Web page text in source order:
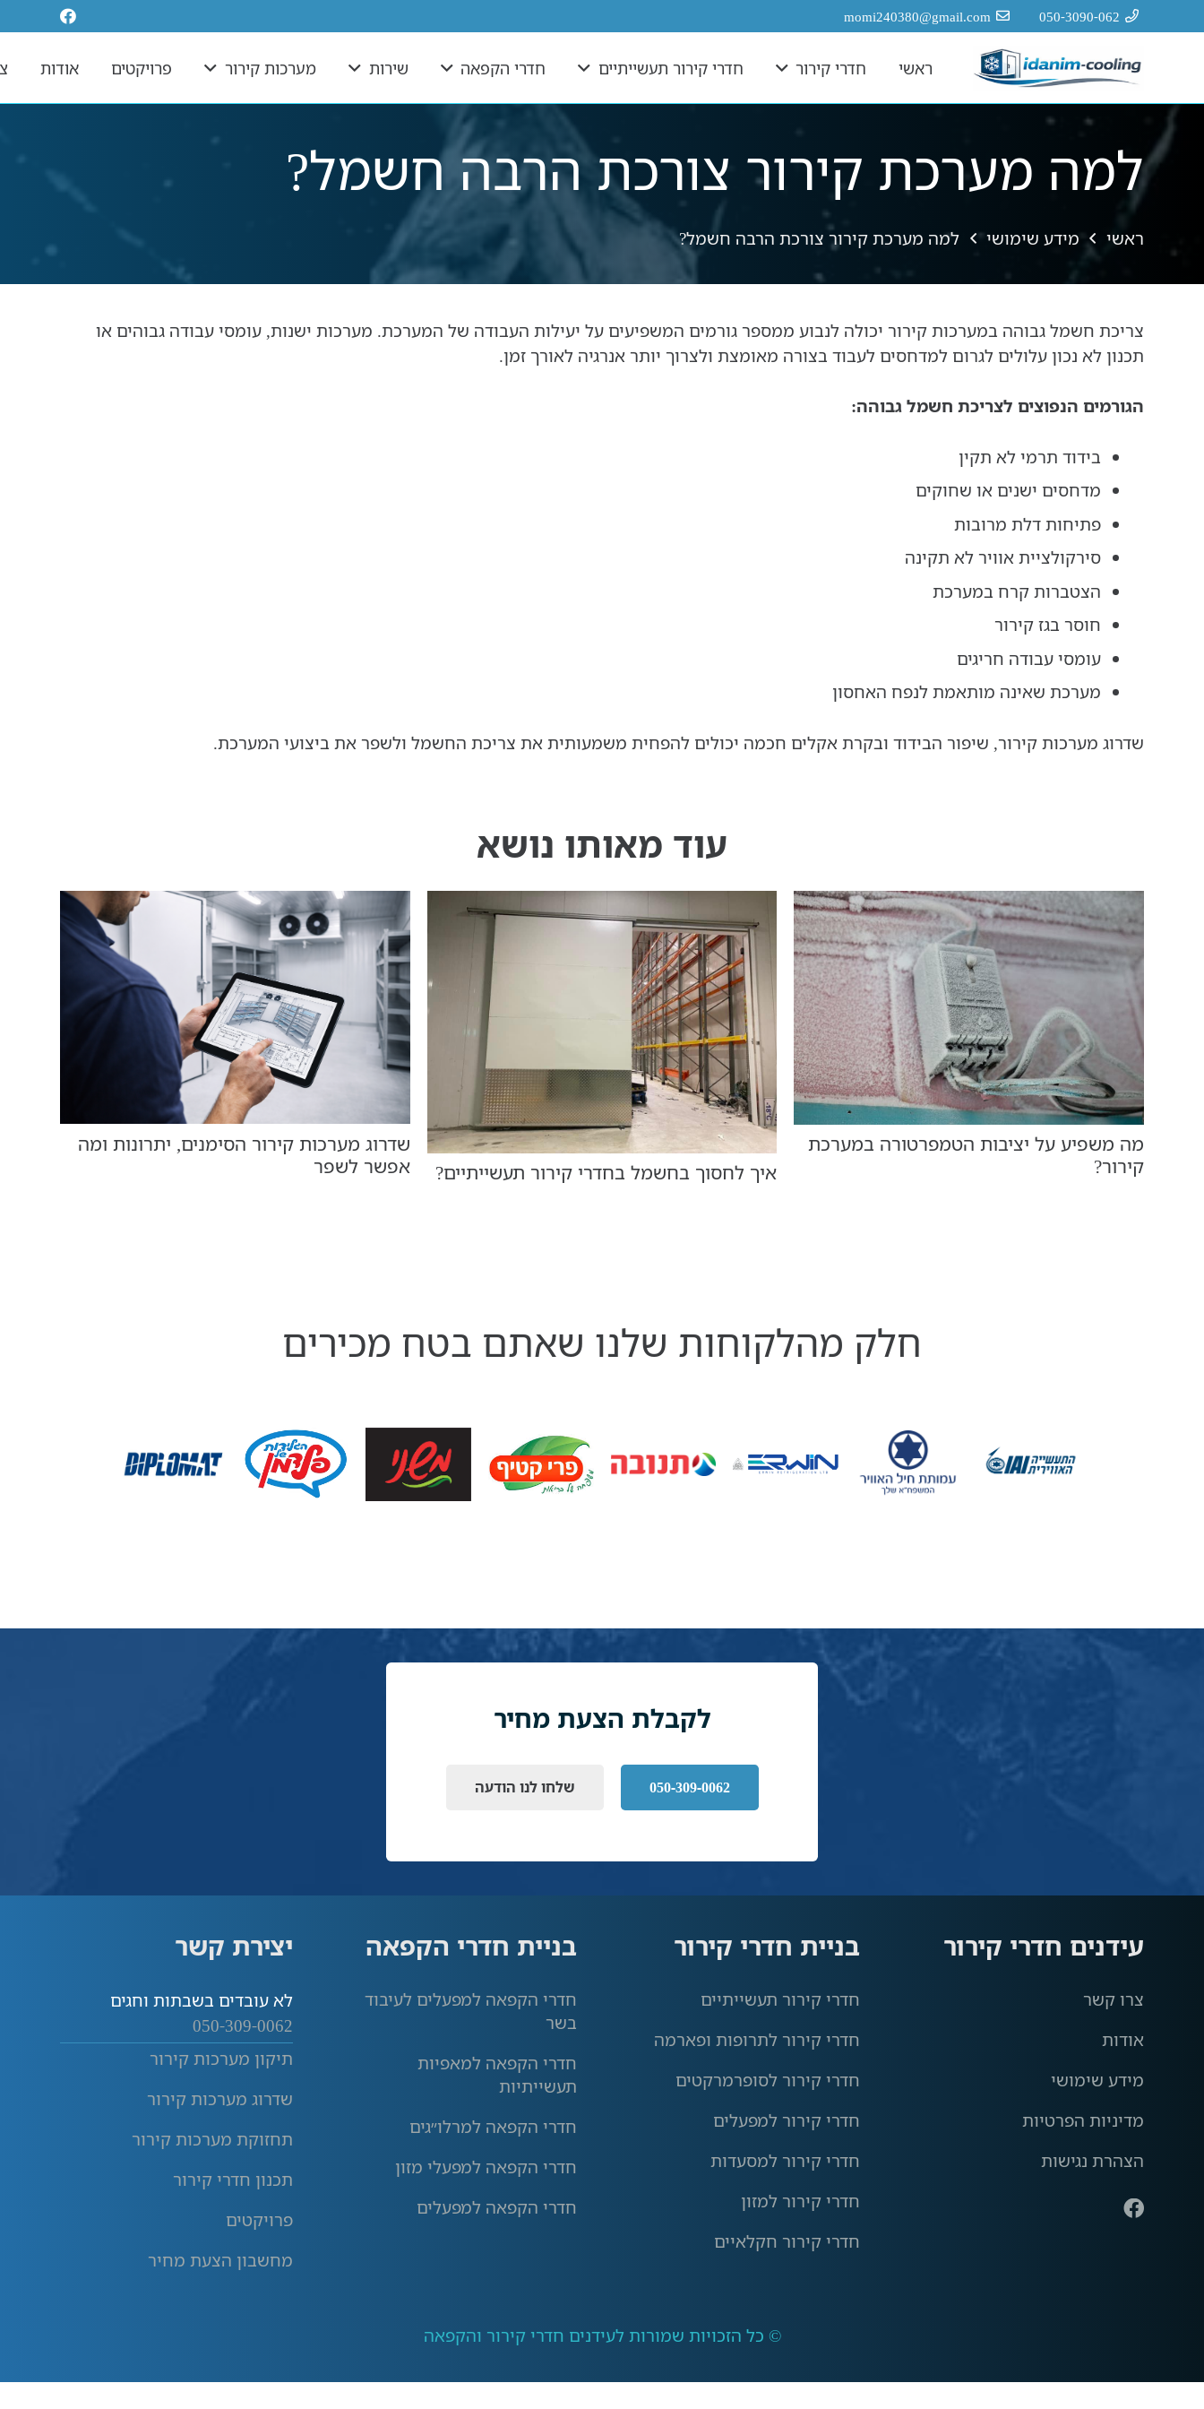
050-3090-062
momi240380@gmail.com
ראשי חדרי קירור חדרי קירור תעשייתיים חדרי הקפאה שירות מערכות קירור פרויקטים אודות
למה מערכת קירור צורכת הרבה חשמל?
ראשי מידע שימושי למה מערכת קירור צורכת הרבה חשמל?
צריכת חשמל גבוהה במערכות קירור יכולה לנבוע ממספר גורמים המשפיעים על יעילות העבודה של המערכת. מערכות ישנות, עומסי עבודה גבוהים או
תכנון לא נכון עלולים לגרום למדחסים לעבוד בצורה מאומצת ולצרוך יותר אנרגיה לאורך זמן.
הגורמים הנפוצים לצריכת חשמל גבוהה:
בידוד תרמי לא תקין
מדחסים ישנים או שחוקים
פתיחות דלת מרובות
סירקולציית אוויר לא תקינה
הצטברות קרח במערכת
חוסר בגז קירור
עומסי עבודה חריגים
מערכת שאינה מותאמת לנפח האחסון
שדרוג מערכות קירור, שיפור הבידוד ובקרת אקלים חכמה יכולים להפחית משמעותית את צריכת החשמל ולשפר את ביצועי המערכת.
עוד מאותו נושא
מה משפיע על יציבות הטמפרטורה במערכת
קירור?
איך לחסוך בחשמל בחדרי קירור תעשייתיים?
שדרוג מערכות קירור הסימנים, יתרונות ומה
אפשר לשפר
חלק מהלקוחות שלנו שאתם בטח מכירים
לקבלת הצעת מחיר
050-309-0062 שלחו לנו הודעה
עידנים חדרי קירור
צרו קשר
אודות
מידע שימושי
מדיניות הפרטיות
הצהרת נגישות
בניית חדרי קירור
חדרי קירור תעשייתיים
חדרי קירור לתרופות ופארמה
חדרי קירור לסופרמרקטים
חדרי קירור למפעלים
חדרי קירור למסעדות
חדרי קירור למזון
חדרי קירור חקלאיים
בניית חדרי הקפאה
חדרי הקפאה למפעלים לעיבוד
בשר
חדרי הקפאה למאפיות
תעשייתיות
חדרי הקפאה למרלו״גים
חדרי הקפאה למפעלי מזון
חדרי הקפאה למפעלים
יצירת קשר
לא עובדים בשבתות וחגים
050-309-0062
תיקון מערכות קירור
שדרוג מערכות קירור
תחזוקת מערכות קירור
תכנון חדרי קירור
פרויקטים
מחשבון הצעת מחיר
© כל הזכויות שמורות לעידנים חדרי קירור והקפאה